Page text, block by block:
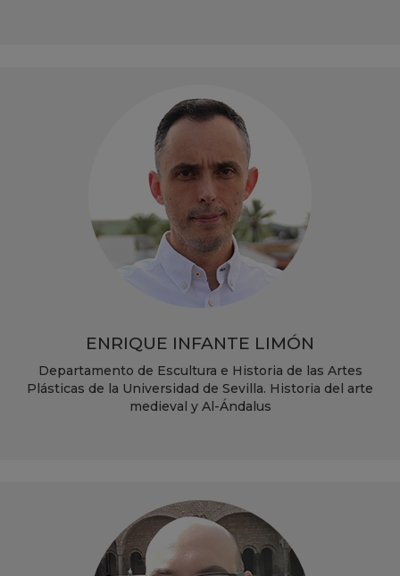
ENRIQUE INFANTE LIMÓN
Departamento de Escultura e Historia de las Artes
Plásticas de la Universidad de Sevilla. Historia del arte
medieval y Al-Ándalus